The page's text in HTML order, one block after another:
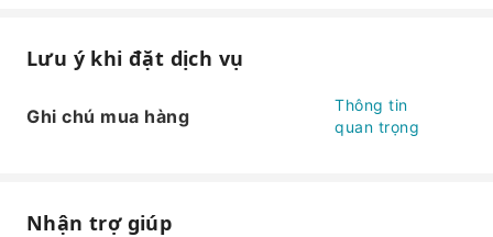
Lưu ý khi đặt dịch vụ
Ghi chú mua hàng
Thông tin
quan trọng
Nhận trợ giúp